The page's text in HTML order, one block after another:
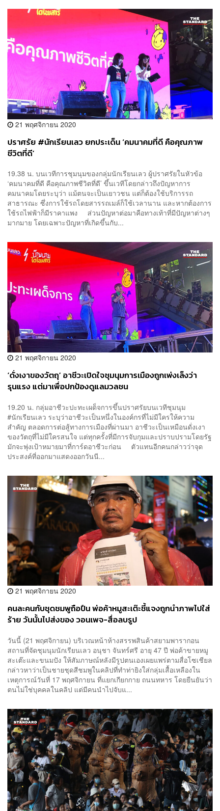
21 พฤศจิกายน 2020
ปราศรัย #นักเรียนเลว ยกประเด็น ‘คมนาคมที่ดี คือคุณภาพ
ชีวิตที่ดี’
19.38 น. บนเวทีการชุมนุมของกลุ่มนักเรียนเลว ผู้ปราศรัยในหัวข้อ
‘คมนาคมที่ดี คือคุณภาพชีวิตที่ดี’ ขึ้นเวทีโดยกล่าวถึงปัญหาการ
คมนาคมโดยระบุว่า แม้ตนจะเป็นเยาวชน แต่ก็ต้องใช้บริการรถ
สาธารณะ ซึ่งการใช้รถโดยสารรถเมล์ก็ใช้เวลานาน และหากต้องการ
ใช้รถไฟฟ้าก็มีราคาแพง ส่วนปัญหาต่อมาคือทางเท้าที่มีปัญหาต่างๆ
มากมาย โดยเฉพาะปัญหาที่เกิดขึ้นกับ...
21 พฤศจิกายน 2020
‘ดั่งเงาของวัตถุ’ อาชีวะเปิดใจชุมนุมการเมืองถูกเพ่งเล็งว่า
รุนแรง แต่มาเพื่อปกป้องดูแลมวลชน
19.20 น. กลุ่มอาชีวะปะทะเผด็จการขึ้นปราศรัยบนเวทีชุมนุม
#นักเรียนเลว ระบุว่าอาชีวะเป็นหนึ่งในองค์กรที่ไม่มีใครให้ความ
สำคัญ ตลอดการต่อสู้ทางการเมืองที่ผ่านมา อาชีวะเป็นเหมือนดั่งเงา
ของวัตถุที่ไม่มีใครสนใจ แต่ทุกครั้งที่มีการจับกุมและปราบปรามโดยรัฐ
มักจะพุ่งเป้าหมายมาที่การ์ดอาชีวะก่อน ตัวแทนอีกคนกล่าวว่าจุด
ประสงค์ที่ออกมาแสดงออกวันนี...
21 พฤศจิกายน 2020
คนละคนกับชุดชมพูถือปืน พ่อค้าหมูสะเต๊ะชี้แจงถูกนำภาพไปใส่
ร้าย วันนั้นไปส่งของ วอนเพจ-สื่อลบรูป
วันนี้ (21 พฤศจิกายน) บริเวณหน้าห้างสรรพสินค้าสยามพารากอน
สถานที่จัดชุมนุมนักเรียนเลว อนุชา จันทร์ศรี อายุ 47 ปี พ่อค้าขายหมู
สะเต๊ะและขนมปัง ให้สัมภาษณ์หลังมีรูปตนเองเผยแพร่ตามสื่อโซเชียล
กล่าวหาว่าเป็นชายชุดสีชมพูในคลิปที่ทำท่ายิงใส่กลุ่มเสื้อเหลืองใน
เหตุการณ์วันที่ 17 พฤศจิกายน ที่แยกเกียกกาย ถนนทหาร โดยยืนยันว่า
ตนไม่ใช่บุคคลในคลิป แต่มีคนนำไปจับแ...